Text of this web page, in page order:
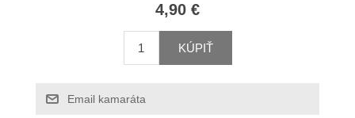
4,90 €
KÚPIŤ
Email kamaráta